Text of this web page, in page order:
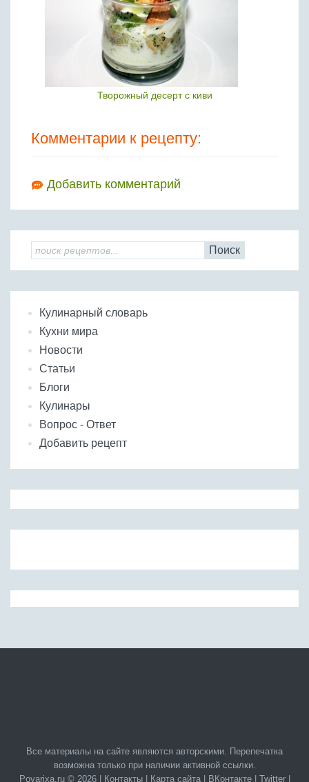
Творожный десерт с киви
Комментарии к рецепту:
Добавить комментарий
Поиск
Кулинарный словарь
Кухни мира
Новости
Статьи
Блоги
Кулинары
Вопрос - Ответ
Добавить рецепт
Все материалы на сайте являются авторскими. Перепечатка
возможна только при наличии активной ссылки.
Povarixa.ru © 2026 |
Контакты| Карта сайта| ВКонтакте| Twitter|